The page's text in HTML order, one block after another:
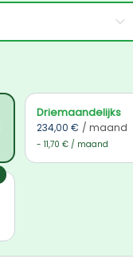
Driemaandelijks
234,00 € / maand
- 11,70 € / maand